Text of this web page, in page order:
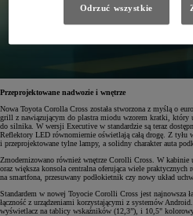
Przeprojektowane nadwozie i wnętrze
Nowa Toyota Corolla Cross została stworzona z myślą o
grill z nawiązującym do plastra miodu wzorem kratki, który
do silnika. W wersji Executive w standardzie są teraz
Reflektory LED równomiernie oświetlają całą drogę. Z tyłu
i przeprojektowane tylne lampy, a solidny charakter auta
Zmodernizowano również wnętrze Corolli Cross. W kabinie
oraz większa konsola centralna oferująca wiele
na smartfona, przesuwany podłokietnik czy nowy układ
Standardem w nowej Toyocie Corolli Cross jest najnowsza
łączność z urządzeniami korzystającymi z systemów
wyświetlacz na tablicy wskaźników (12,3”), i 10,5"
Odrzuć wszystkie